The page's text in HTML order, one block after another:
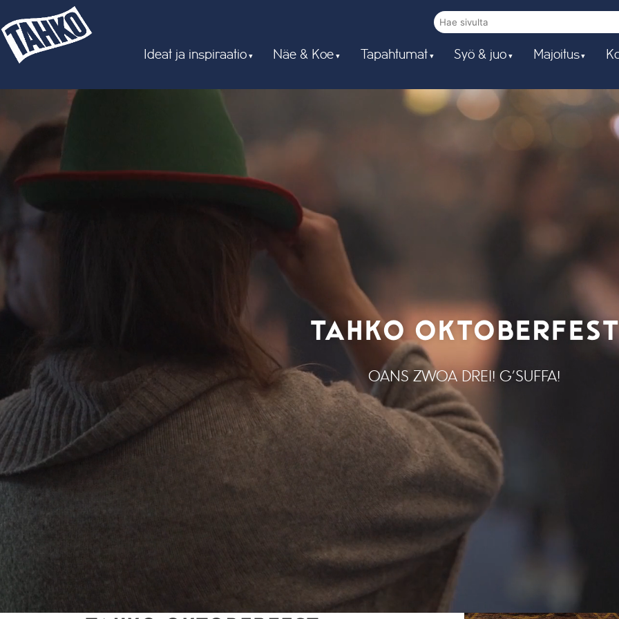
Ideat ja inspiraatio Näe & Koe Tapahtumat Syö & juo Majoitus
TAHKO
OANS ZWOA DREI! G’SUFFA!